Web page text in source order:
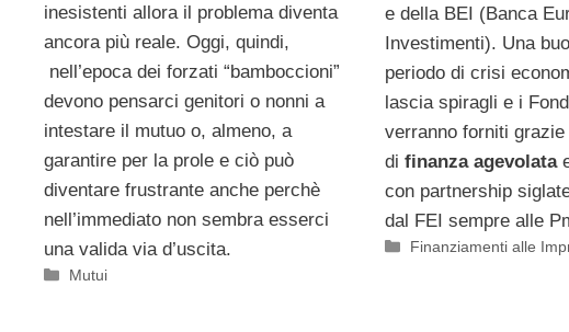
inesistenti allora il problema diventa
ancora più reale. Oggi, quindi,
nell’epoca dei forzati “bamboccioni”
devono pensarci genitori o nonni a
intestare il mutuo o, almeno, a
garantire per la prole e ciò può
diventare frustrante anche perchè
nell’immediato non sembra esserci
una valida via d’uscita.
Categorie
Mutui
e della BEI (Banca
Investimenti). Una
periodo di crisi
lascia spiragli e i
verranno forniti
di finanza agevolata
con partnership
dal FEI sempre alle
Categorie
Finanziamenti alle